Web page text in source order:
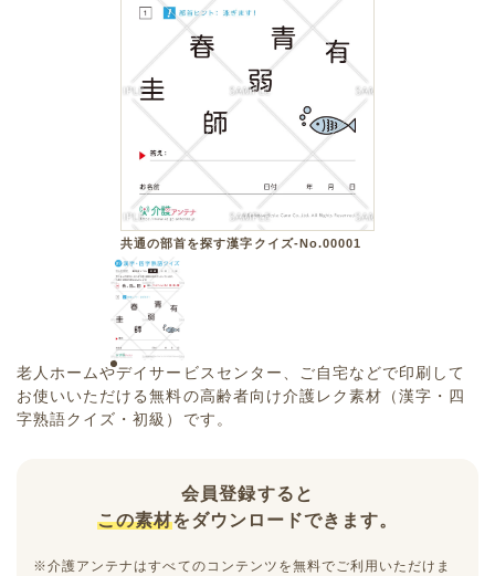
共通の部首を探す漢字クイズ-No.00001
老人ホームやデイサービスセンター、ご自宅などで印刷して
お使いいただける無料の高齢者向け介護レク素材（漢字・四
字熟語クイズ・初級）です。
会員登録すると
この素材をダウンロードできます。
※介護アンテナはすべてのコンテンツを無料でご利用いただけま